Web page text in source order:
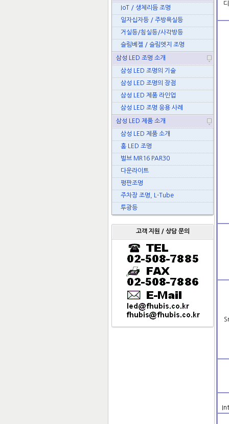
IoT / 생체리듬 조명
일자십자등 / 주방욕실등
거실등/침실등/사각방등
슬림베젤 / 슬림엣지 조명
삼성 LED 조명 소개
삼성 LED 조명의 기술
삼성 LED 조명의 장점
삼성 LED 제품 라인업
삼성 LED 조명 응용 사례
삼성 LED 제품 소개
삼성 LED 제품 소개
홈 LED 조명
벌브 MR16 PAR30
다운라이트
평판조명
주차장 조명, L-Tube
투광등
고객 지원 / 상담 문의